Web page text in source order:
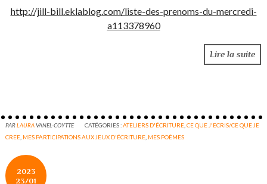
http://jill-bill.eklablog.com/liste-des-prenoms-du-mercredi-
a113378960
Lire la suite
PARLAURAVANEL-COYTTE CATÉGORIES :ATELIERS D'ÉCRITURE ,CE QUE J'ECRIS/CE QUE JE
CREE MES PARTICIPATIONS AUX JEUX D'ÉCRITURE MES POÈMES
2023
23/01